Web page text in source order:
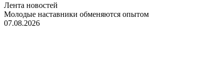
Лента новостей
Молодые наставники обменяются опытом
07.08.2026